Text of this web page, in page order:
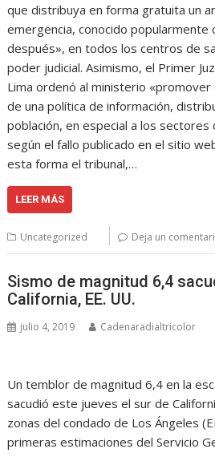
que distribuya en forma gratuita un
emergencia, conocido popularmente
después», en todos los centros de
poder judicial. Asimismo, el Primer
Lima ordenó al ministerio
de una política de información,
población, en especial a los
según el fallo publicado en el sitio
esta forma el tribunal,…
LEER MÁS
Uncategorized Deja un
Sismo de magnitud 6,4
California, EE. UU.
julio 4, 2019 Cadenaradialtricolor
Un temblor de magnitud 6,4 en la
sacudió este jueves el sur de
zonas del condado de Los Ángeles
primeras estimaciones del Servicio